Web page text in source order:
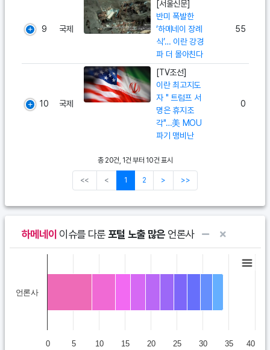
9 국제
[서울신문]
반미 폭발한
‘하메네이 장례
식’… 이란 강경
파 더 몰아친다
55
10 국제
[TV조선]
이란 최고지도
자 " 트럼프 서
명은 휴지조
각"…美 MOU
파기 맹비난
0
총 20건, 1건 부터 10건 표시
<< < 1 2 > >>
하메네이 이슈를 다룬포털 노출 많은 언론사
Chart
View as data table, Chart
The chart has 1 X axis displaying categories.
The chart has 1 Y axis displaying STI. Data ranges from 8.6 to
언론사
0 5 10 15 20 25 30 35 40